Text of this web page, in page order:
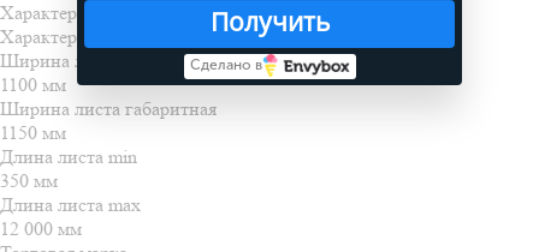
Характеристики
Характеристики
Ширина листа рабочая
1100 мм
Ширина листа габаритная
1150 мм
Длина листа min
350 мм
Длина листа max
12 000 мм
Получить
Сделано в